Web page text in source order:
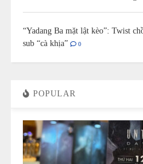
“Yadang Ba mặt lật kèo”: Twist
sub “cà khịa”
0
POPULAR